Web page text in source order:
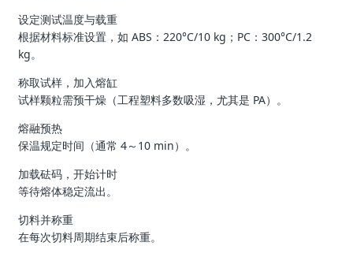
设定测试温度与载重
根据材料标准设置，如 ABS：220°C/10 kg；PC：300°C/1.2
kg。
称取试样，加入熔缸
试样颗粒需预干燥（工程塑料多数吸湿，尤其是 PA）。
熔融预热
保温规定时间（通常 4～10 min）。
加载砝码，开始计时
等待熔体稳定流出。
切料并称重
在每次切料周期结束后称重。